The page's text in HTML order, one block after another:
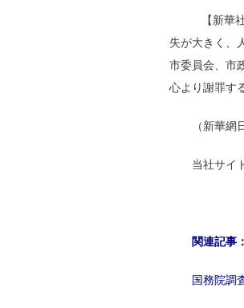
【新華
失が大きく、
市委員会、市
心より謝罪す
（新華
当社サイ
関連記事：
国務院調